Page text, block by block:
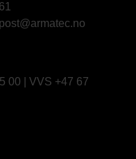
post@armatec.no
00 | VVS +47 67